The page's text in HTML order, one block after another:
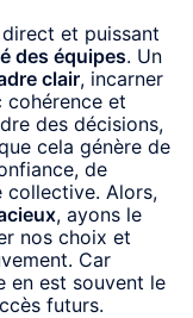
et puissant
des équipes. Un
clair, incarner
et
des décisions,
cela génère de
de
collective. Alors,
, ayons le
nos choix et
Car
en est souvent le
futurs.